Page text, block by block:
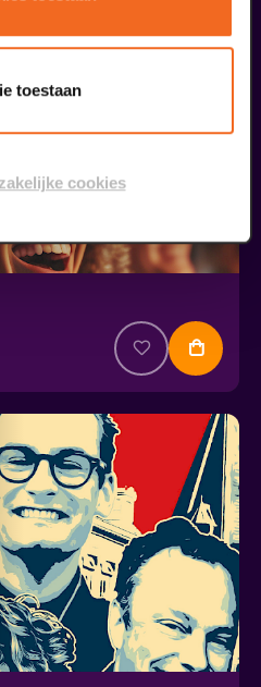
toestaan
cookies
theater voor €10